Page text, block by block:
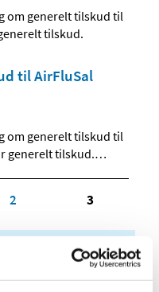
om generelt tilskud til
tilskud.
til AirFluSal
om generelt tilskud til
generelt tilskud.…
2 3